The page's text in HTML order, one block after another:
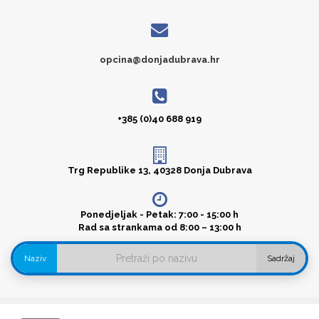
opcina@donjadubrava.hr
+385 (0)40 688 919
Trg Republike 13, 40328 Donja Dubrava
Ponedjeljak - Petak: 7:00 - 15:00 h
Rad sa strankama od 8:00 – 13:00 h
Naziv Sadržaj